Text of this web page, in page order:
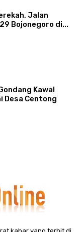
Jalan
Bojonegoro di...
Kawal
Desa Centong